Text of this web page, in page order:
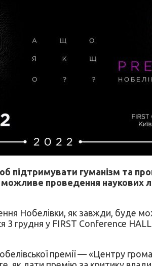
підтримувати гуманізм та
можливе проведення
Нобелівки, як завжди, буде
3 грудня у FIRST Conference
премії — «Центру